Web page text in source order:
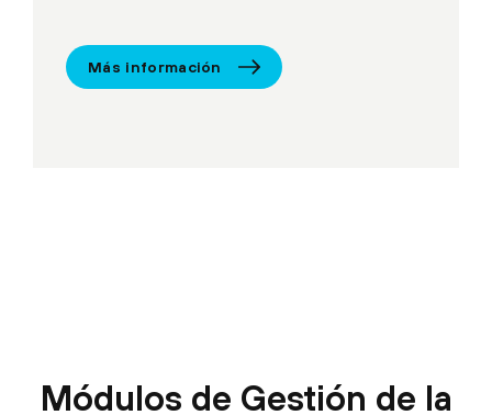
Más información
Módulos de Gestión de la